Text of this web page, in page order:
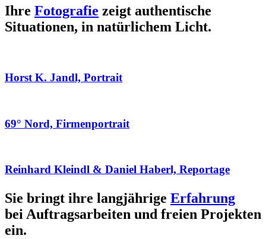
Ihre Fotografie zeigt authentische
Situationen, in natürlichem Licht.
Horst K. Jandl, Portrait
69° Nord, Firmenportrait
Reinhard Kleindl & Daniel Haberl, Reportage
Sie bringt ihre langjährige Erfahrung
bei Auftragsarbeiten und freien Projekten
ein.